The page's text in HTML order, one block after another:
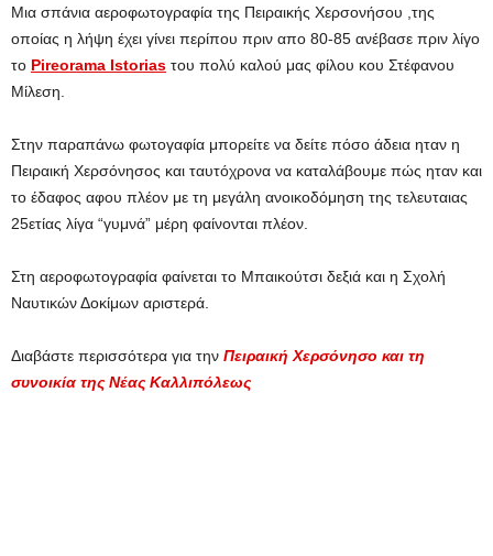
Μια σπάνια αεροφωτογραφία της Πειραικής Χερσονήσου ,της
οποίας η λήψη έχει γίνει περίπου πριν απο 80-85 ανέβασε πριν λίγο
το Pireorama Istorias του πολύ καλού μας φίλου κου Στέφανου
Μίλεση.
Στην παραπάνω φωτογαφία μπορείτε να δείτε πόσο άδεια ηταν η
Πειραική Χερσόνησος και ταυτόχρονα να καταλάβουμε πώς ηταν και
το έδαφος αφου πλέον με τη μεγάλη ανοικοδόμηση της τελευταιας
25ετίας λίγα “γυμνά” μέρη φαίνονται πλέον.
Στη αεροφωτογραφία φαίνεται το Μπαικούτσι δεξιά και η Σχολή
Ναυτικών Δοκίμων αριστερά.
Διαβάστε περισσότερα για την Πειραική Χερσόνησο και τη
συνοικία της Νέας Καλλιπόλεως